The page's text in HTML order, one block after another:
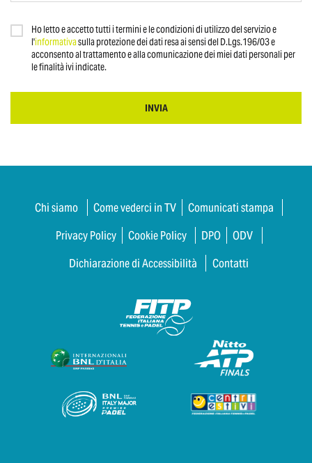
Ho letto e accetto tutti i termini e le condizioni di utilizzo del servizio e
l'informativasulla protezione dei dati resa ai sensi del D.Lgs.196/03 e
acconsento al trattamento e alla comunicazione dei miei dati personali per
le finalità ivi indicate.
INVIA
Chi siamo Come vederci in TV
Comunicati stampa
Privacy Policy
Cookie Policy DPO
ODV
Dichiarazione di Accessibilità
Contatti